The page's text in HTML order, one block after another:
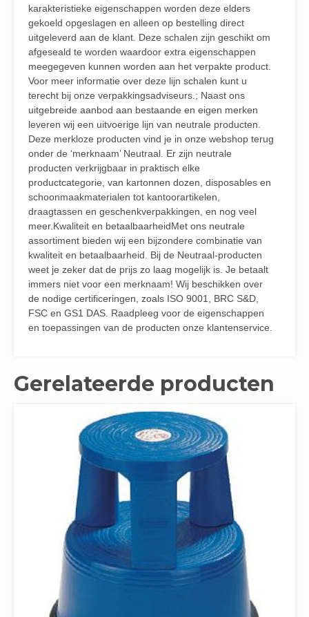
karakteristieke eigenschappen worden deze elders
gekoeld opgeslagen en alleen op bestelling direct
uitgeleverd aan de klant. Deze schalen zijn geschikt om
afgeseald te worden waardoor extra eigenschappen
meegegeven kunnen worden aan het verpakte product.
Voor meer informatie over deze lijn schalen kunt u
terecht bij onze verpakkingsadviseurs.; Naast ons
uitgebreide aanbod aan bestaande en eigen merken
leveren wij een uitvoerige lijn van neutrale producten.
Deze merkloze producten vind je in onze webshop terug
onder de ‘merknaam’ Neutraal. Er zijn neutrale
producten verkrijgbaar in praktisch elke
productcategorie, van kartonnen dozen, disposables en
schoonmaakmaterialen tot kantoorartikelen,
draagtassen en geschenkverpakkingen, en nog veel
meer.Kwaliteit en betaalbaarheidMet ons neutrale
assortiment bieden wij een bijzondere combinatie van
kwaliteit en betaalbaarheid. Bij de Neutraal-producten
weet je zeker dat de prijs zo laag mogelijk is. Je betaalt
immers niet voor een merknaam! Wij beschikken over
de nodige certificeringen, zoals ISO 9001, BRC S&D,
FSC en GS1 DAS. Raadpleeg voor de eigenschappen
en toepassingen van de producten onze klantenservice.
Gerelateerde producten